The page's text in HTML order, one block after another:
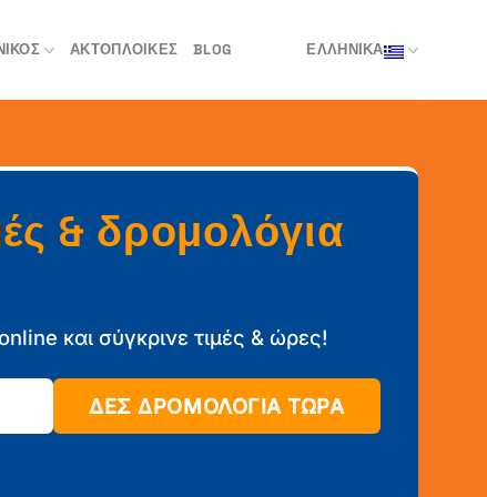
ΑΚΤΟΠΛΟΙΚΈΣ BLOG ΕΛΛΗΝΙΚΑ
& δρομολόγια
και σύγκρινε τιμές & ώρες!
ΔΕΣ ΔΡΟΜΟΛΟΓΙΑ ΤΩΡΑ